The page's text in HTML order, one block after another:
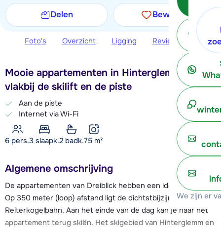
We zijn er
Delen Bewaren
Foto's Overzicht Ligging Reviews
Mooie appartementen in Hinterglemm,
vlakbij de skilift en de piste
Aan de piste
Internet via Wi-Fi
6 pers.3 slaapk.2 badk.75 m²
Algemene omschrijving
De appartementen van Dreiblick hebben een ideale ligging.
Op 350 meter (loop) afstand ligt de dichtstbijzijnde skilift, de
Reiterkogelbahn. Aan het einde van de dag kan je naar het
appartement terug skiën. Het skigebied van Hinterglemm en